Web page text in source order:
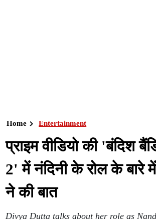
Home Entertainment
प्राइम वीडियो की 'बंदिश
2' में नंदिनी के रोल के बारे में
ने की बात
Divya Dutta talks about her role as